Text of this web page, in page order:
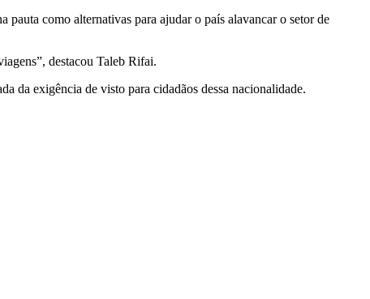
pauta como alternativas para ajudar o país alavancar o setor de
destacou Taleb Rifai.
da exigência de visto para cidadãos dessa nacionalidade.